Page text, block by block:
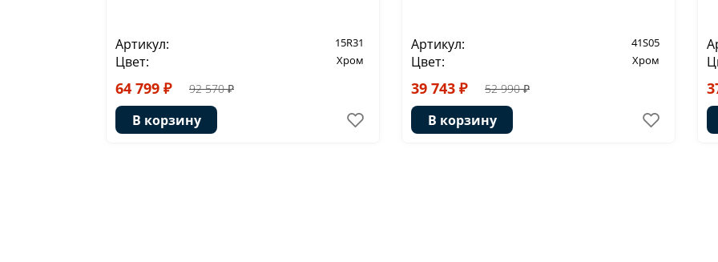
Артикул: 15R31
Цвет: Хром
64 799 ₽ 92 570 ₽
В корзину
Артикул: 41S05
Цвет: Хром
39 743 ₽ 52 990 ₽
В корзину